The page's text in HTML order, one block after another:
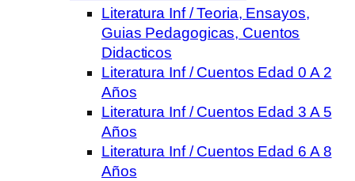
Literatura Inf / Teoria, Ensayos,
Guias Pedagogicas, Cuentos
Didacticos
Literatura Inf / Cuentos Edad 0 A 2
Años
Literatura Inf / Cuentos Edad 3 A 5
Años
Literatura Inf / Cuentos Edad 6 A 8
Años